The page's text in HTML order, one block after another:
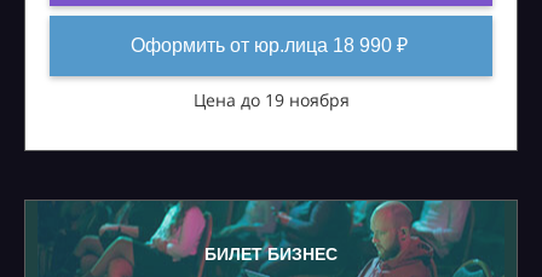
Оформить от юр.лица 18 990 ₽
Цена до 19 ноября
БИЛЕТ БИЗНЕС